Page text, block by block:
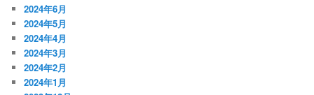
2024年6月
2024年5月
2024年4月
2024年3月
2024年2月
2024年1月